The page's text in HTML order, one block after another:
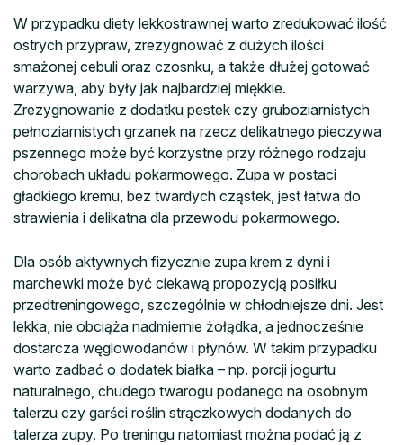
W przypadku diety lekkostrawnej warto zredukować ilość
ostrych przypraw, zrezygnować z dużych ilości
smażonej cebuli oraz czosnku, a także dłużej gotować
warzywa, aby były jak najbardziej miękkie.
Zrezygnowanie z dodatku pestek czy gruboziarnistych
pełnoziarnistych grzanek na rzecz delikatnego pieczywa
pszennego może być korzystne przy różnego rodzaju
chorobach układu pokarmowego. Zupa w postaci
gładkiego kremu, bez twardych cząstek, jest łatwa do
strawienia i delikatna dla przewodu pokarmowego.
Dla osób aktywnych fizycznie zupa krem z dyni i
marchewki może być ciekawą propozycją posiłku
przedtreningowego, szczególnie w chłodniejsze dni. Jest
lekka, nie obciąża nadmiernie żołądka, a jednocześnie
dostarcza węglowodanów i płynów. W takim przypadku
warto zadbać o dodatek białka – np. porcji jogurtu
naturalnego, chudego twarogu podanego na osobnym
talerzu czy garści roślin strączkowych dodanych do
talerza zupy. Po treningu natomiast można podać ją z